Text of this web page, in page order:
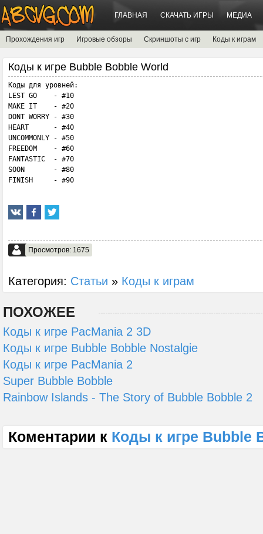
ГЛАВНАЯ СКАЧАТЬ ИГРЫ МЕДИА
Прохождения игр Игровые обзоры Скриншоты с игр Коды к играм
Коды к игре Bubble Bobble World
Коды для уровней:
LEST GO    - #10
MAKE IT    - #20
DONT WORRY - #30
HEART      - #40
UNCOMMONLY - #50
FREEDOM    - #60
FANTASTIC  - #70
SOON       - #80
FINISH     - #90
Просмотров: 1675
Категория: Статьи » Коды к играм
ПОХОЖЕЕ
Коды к игре PacMania 2 3D
Коды к игре Bubble Bobble Nostalgie
Коды к игре PacMania 2
Super Bubble Bobble
Rainbow Islands - The Story of Bubble Bobble 2
Коментарии к Коды к игре Bubble